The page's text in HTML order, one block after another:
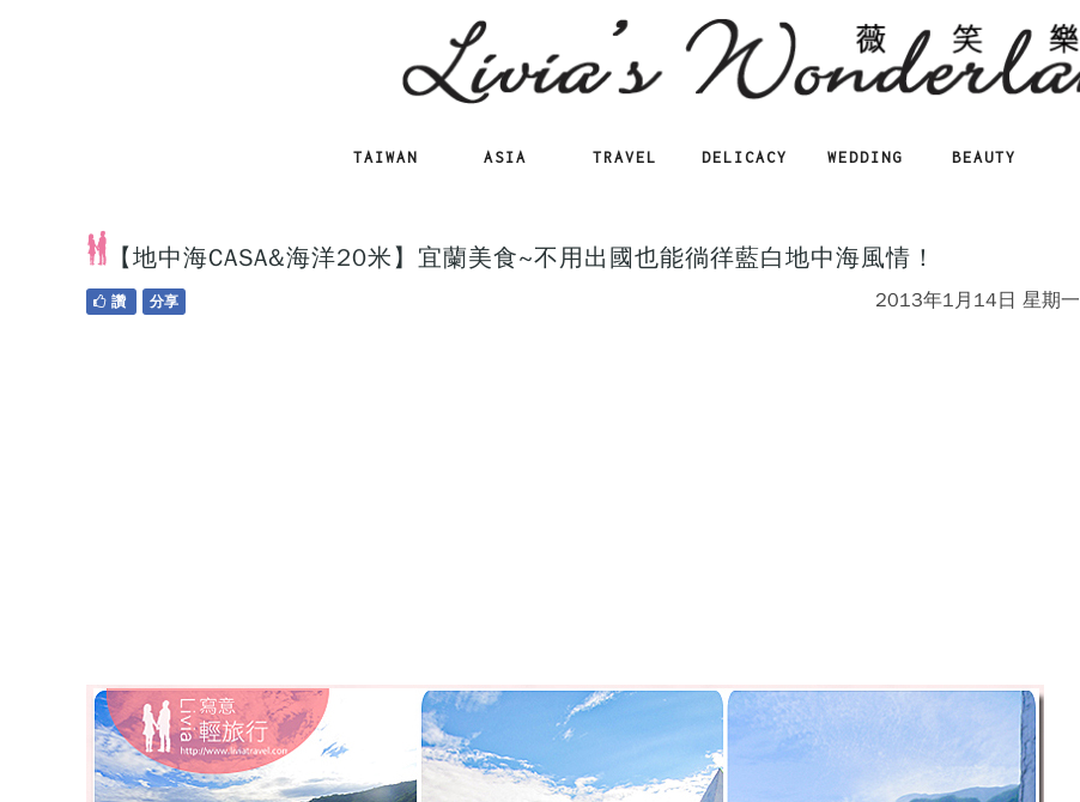
TAIWAN ASIA TRAVEL DELICACY WEDDING BEAUTY
【地中海CASA&海洋20米】宜蘭美食~不用出國也能徜徉藍白地中海風情！
2013年1月14日 星期一
讚 分享